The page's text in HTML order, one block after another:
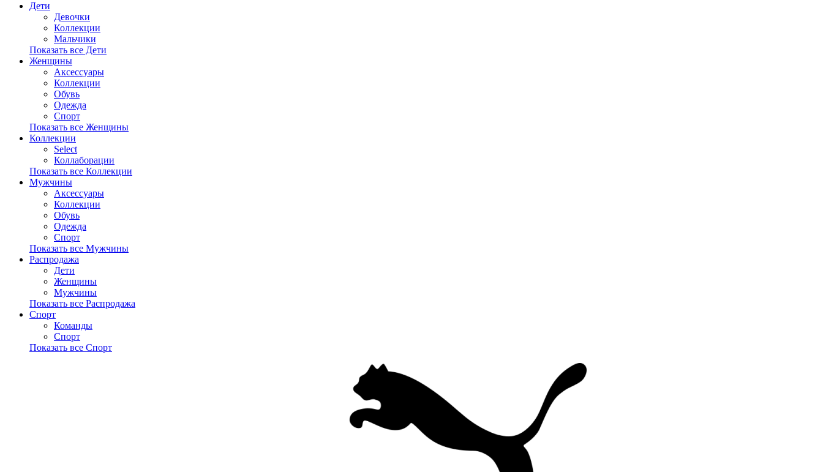
Дети
Девочки
Коллекции
Мальчики
Показать все Дети
Женщины
Аксессуары
Коллекции
Обувь
Одежда
Спорт
Показать все Женщины
Коллекции
Select
Коллаборации
Показать все Коллекции
Мужчины
Аксессуары
Коллекции
Обувь
Одежда
Спорт
Показать все Мужчины
Распродажа
Дети
Женщины
Мужчины
Показать все Распродажа
Спорт
Команды
Спорт
Показать все Спорт